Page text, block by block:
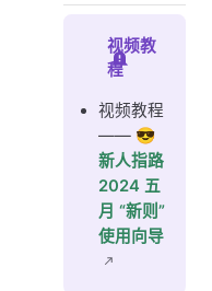
视频教
程
视频教程
—— 😎
新人指路
2024 五
月 “新则”
使用向导